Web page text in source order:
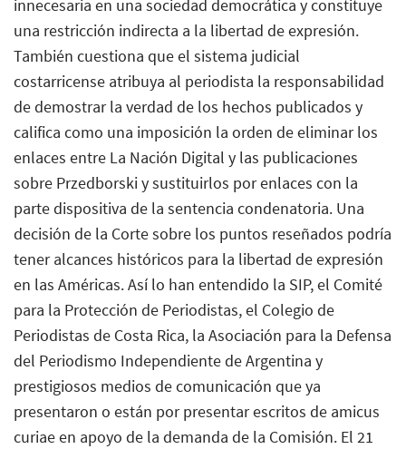
innecesaria en una sociedad democrática y constituye
una restricción indirecta a la libertad de expresión.
También cuestiona que el sistema judicial
costarricense atribuya al periodista la responsabilidad
de demostrar la verdad de los hechos publicados y
califica como una imposición la orden de eliminar los
enlaces entre La Nación Digital y las publicaciones
sobre Przedborski y sustituirlos por enlaces con la
parte dispositiva de la sentencia condenatoria. Una
decisión de la Corte sobre los puntos reseñados podría
tener alcances históricos para la libertad de expresión
en las Américas. Así lo han entendido la SIP, el Comité
para la Protección de Periodistas, el Colegio de
Periodistas de Costa Rica, la Asociación para la Defensa
del Periodismo Independiente de Argentina y
prestigiosos medios de comunicación que ya
presentaron o están por presentar escritos de amicus
curiae en apoyo de la demanda de la Comisión. El 21